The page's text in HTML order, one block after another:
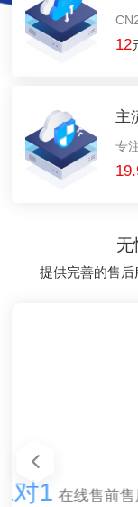
12
主
专
无
提供完善的售
1
48
1
48